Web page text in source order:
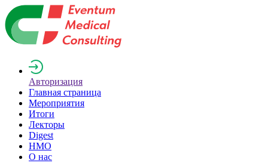
Авторизация
Главная страница
Мероприятия
Итоги
Лекторы
Digest
НМО
О нас